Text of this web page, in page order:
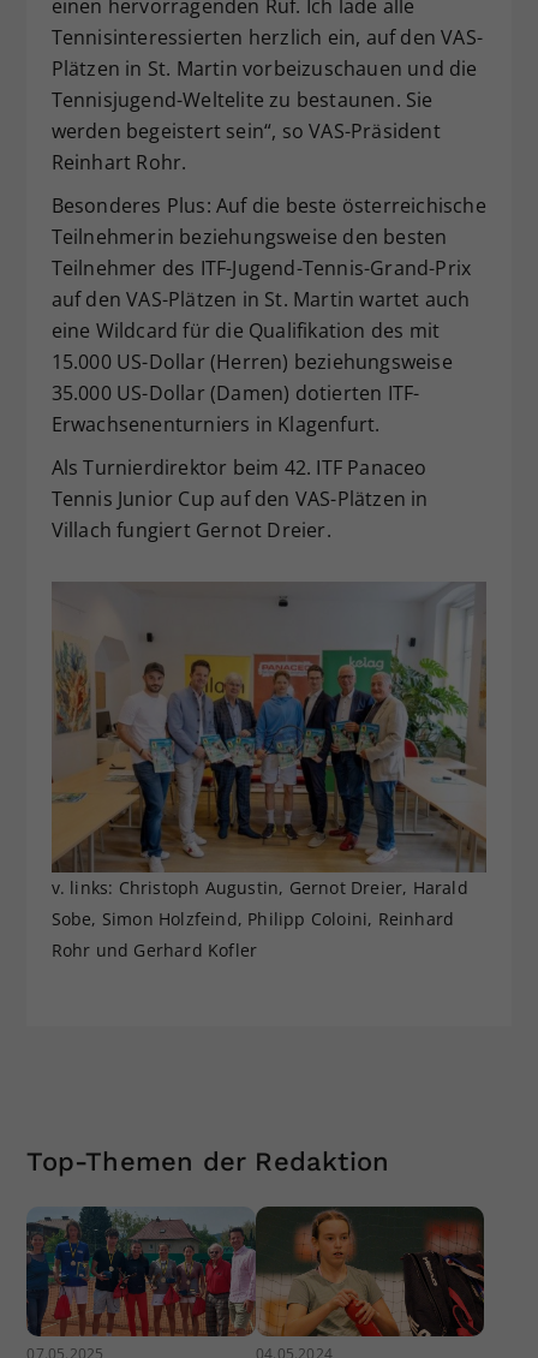
einen hervorragenden Ruf. Ich lade alle
Tennisinteressierten herzlich ein, auf den VAS-
Plätzen in St. Martin vorbeizuschauen und die
Tennisjugend-Weltelite zu bestaunen. Sie
werden begeistert sein“, so VAS-Präsident
Reinhart Rohr.
Besonderes Plus: Auf die beste österreichische
Teilnehmerin beziehungsweise den besten
Teilnehmer des ITF-Jugend-Tennis-Grand-Prix
auf den VAS-Plätzen in St. Martin wartet auch
eine Wildcard für die Qualifikation des mit
15.000 US-Dollar (Herren) beziehungsweise
35.000 US-Dollar (Damen) dotierten ITF-
Erwachsenenturniers in Klagenfurt.
Als Turnierdirektor beim 42. ITF Panaceo
Tennis Junior Cup auf den VAS-Plätzen in
Villach fungiert Gernot Dreier.
v. links: Christoph Augustin, Gernot Dreier, Harald
Sobe, Simon Holzfeind, Philipp Coloini, Reinhard
Rohr und Gerhard Kofler
Top-Themen der Redaktion
07.05.2025 04.05.2024